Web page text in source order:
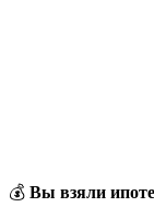
💰 Вы взяли